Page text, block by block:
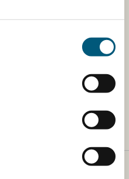
til din virksomhed om,
direkte tørring er den 31.
og